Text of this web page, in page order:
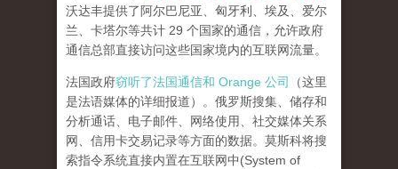
沃达丰提供了阿尔巴尼亚、匈牙利、埃及、爱尔
兰、卡塔尔等共计 29 个国家的通信，允许政府
通信总部直接访问这些国家境内的互联网流量。
法国政府窃听了法国通信和 Orange 公司
（这里
是法语媒体的详细报道）。俄罗斯搜集、储存和
分析通话、电子邮件、网络使用、社交媒体关系
网、信用卡交易记录等方面的数据。莫斯科将搜
索指令系统直接内置在互联网中(System of